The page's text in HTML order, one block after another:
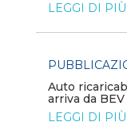
LEGGI DI PIÙ
Auto
arriva da
LEGGI DI PIÙ